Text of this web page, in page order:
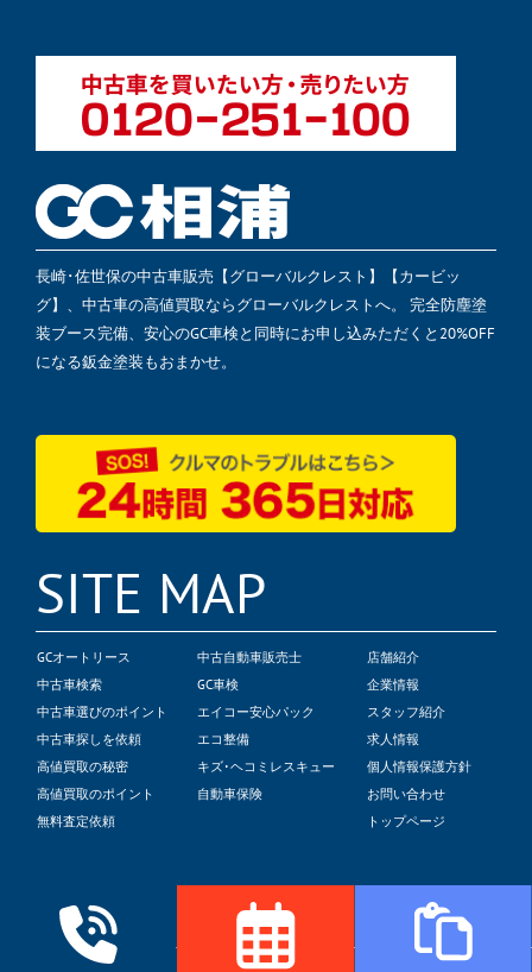
長崎･佐世保の中古車販売【グローバルクレスト】【カービッ
グ】、中古車の高値買取ならグローバルクレストへ。 完全防塵塗
装ブース完備、安心のGC車検と同時にお申し込みただくと20%OFF
になる鈑金塗装もおまかせ。
SITE MAP
GCオートリース
中古車検索
中古車選びのポイント
中古車探しを依頼
高値買取の秘密
高値買取のポイント
無料査定依頼
中古自動車販売士
GC車検
エイコー安心パック
エコ整備
キズ･ヘコミレスキュー
自動車保険
店舗紹介
企業情報
スタッフ紹介
求人情報
個人情報保護方針
お問い合わせ
トップページ